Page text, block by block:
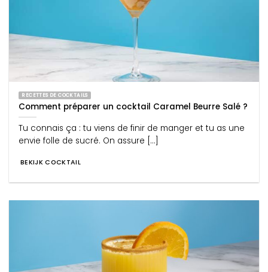
RECETTES DE COCKTAILS
Comment préparer un cocktail Caramel Beurre Salé ?
Tu connais ça : tu viens de finir de manger et tu as une
envie folle de sucré. On assure [...]
BEKIJK COCKTAIL